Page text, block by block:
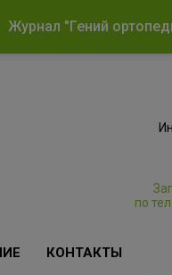
Журнал "Гений
по
КОНТАКТЫ